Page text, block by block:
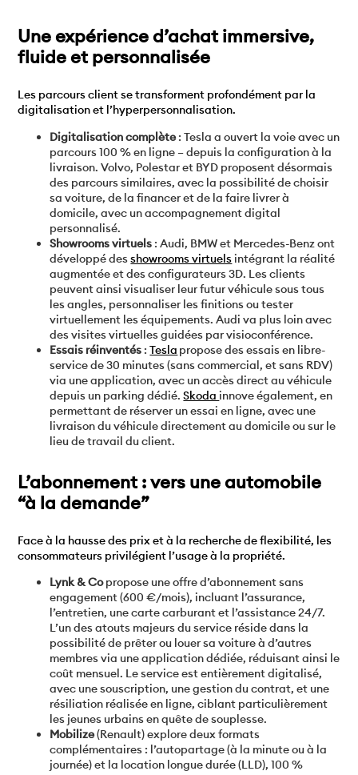
Une expérience d’achat immersive,
fluide et personnalisée
Les parcours client se transforment profondément par la
digitalisation et l’hyperpersonnalisation.
Digitalisation complète: Tesla a ouvert la voie avec un
parcours 100 % en ligne – depuis la configuration à la
livraison. Volvo, Polestar et BYD proposent désormais
des parcours similaires, avec la possibilité de choisir
sa voiture, de la financer et de la faire livrer à
domicile, avec un accompagnement digital
personnalisé.
Showrooms virtuels : Audi, BMW et Mercedes-Benz ont
développé desshowrooms virtuels intégrant la réalité
augmentée et des configurateurs 3D. Les clients
peuvent ainsi visualiser leur futur véhicule sous tous
les angles, personnaliser les finitions ou tester
virtuellement les équipements. Audi va plus loin avec
des visites virtuelles guidées par visioconférence.
Essais réinventés :Tesla propose des essais en libre-
service de 30 minutes (sans commercial, et sans RDV)
via une application, avec un accès direct au véhicule
depuis un parking dédié.Skoda innove également, en
permettant de réserver un essai en ligne, avec une
livraison du véhicule directement au domicile ou sur le
lieu de travail du client.
L’abonnement : vers une automobile
“à la demande”
Face à la hausse des prix et à la recherche de flexibilité, les
consommateurs privilégient l’usage à la propriété.
Lynk & Copropose une offre d’abonnement sans
engagement (600 €/mois), incluant l’assurance,
l’entretien, une carte carburant et l’assistance 24/7.
L’un des atouts majeurs du service réside dans la
possibilité de prêter ou louer sa voiture à d’autres
membres via une application dédiée, réduisant ainsi le
coût mensuel. Le service est entièrement digitalisé,
avec une souscription, une gestion du contrat, et une
résiliation réalisée en ligne, ciblant particulièrement
les jeunes urbains en quête de souplesse.
Mobilize(Renault) explore deux formats
complémentaires : l’autopartage (à la minute ou à la
journée) et la location longue durée (LLD), 100 %